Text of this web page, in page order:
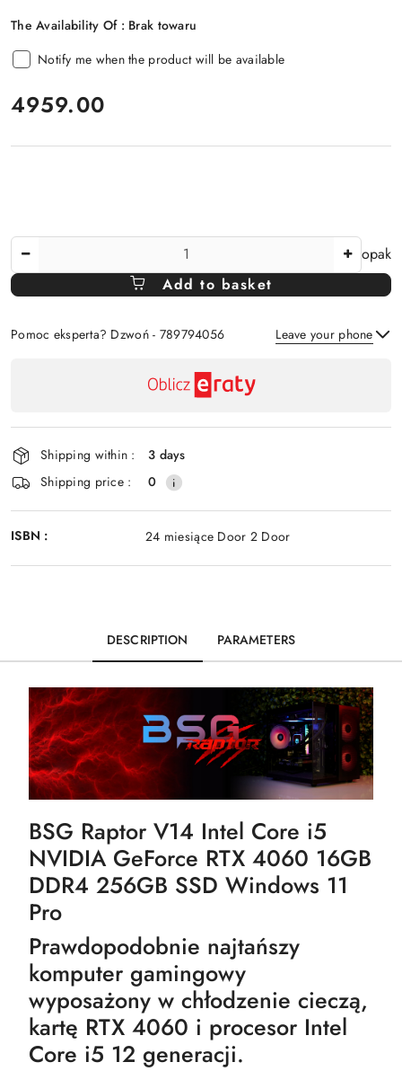
The Availability Of : Brak towaru
Notify me when the product will be available
price:
4959.00
Of
opak
Add to basket
Pomoc eksperta? Dzwoń - 789794056 Leave your phone
and
delivery
Shipping within :
3 days
Shipping price :
0
ISBN : 24 miesiące Door 2 Door
DESCRIPTION PARAMETERS
BSG Raptor V14 Intel Core i5
NVIDIA GeForce RTX 4060 16GB
DDR4 256GB SSD Windows 11
Pro
Prawdopodobnie najtańszy
komputer gamingowy
wyposażony w chłodzenie cieczą,
kartę RTX 4060 i procesor Intel
Core i5 12 generacji.